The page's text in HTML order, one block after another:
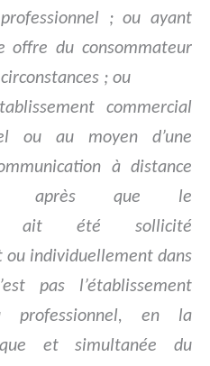
; ou ayant
offre du consommateur
; ou
commercial
ou au moyen d’une
à distance
après que le
ait été sollicité
ou individuellement dans
pas l’établissement
professionnel, en la
et simultanée du